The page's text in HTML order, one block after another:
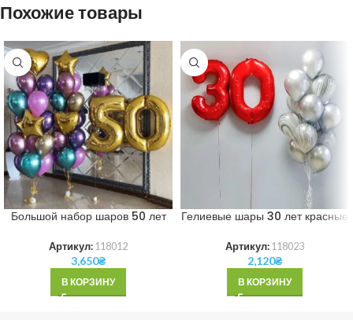
Похожие товары
Большой набор шаров 50 лет
Артикул: 118012
3,650₴
В КОРЗИНУ
Гелиевые шары 30 лет красные
Артикул: 118023
2,120₴
В КОРЗИНУ